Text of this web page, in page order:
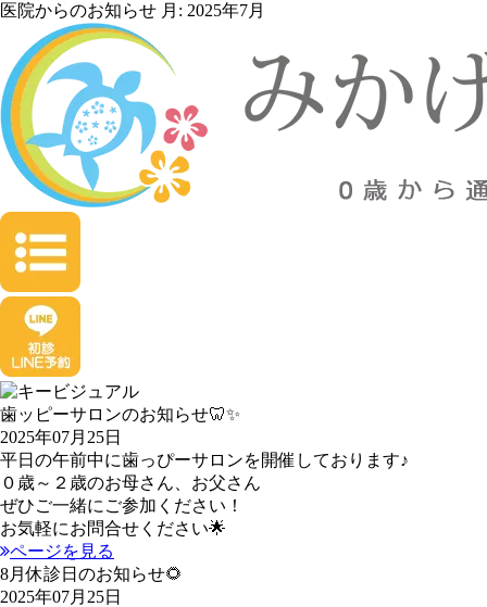
医院からのお知らせ 月: 2025年7月
歯ッピーサロンのお知らせ🦷✨
2025年07月25日
平日の午前中に歯っぴーサロンを開催しております♪
０歳～２歳のお母さん、お父さん
ぜひご一緒にご参加ください！
お気軽にお問合せください🌟
ページを見る
8月休診日のお知らせ🌻
2025年07月25日